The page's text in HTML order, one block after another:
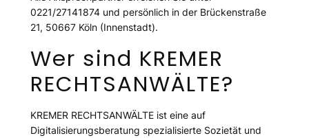
0221/27141874 und persönlich in der Brückenstraße
21, 50667 Köln (Innenstadt).
Wer sind KREMER
RECHTSANWÄLTE?
KREMER RECHTSANWÄLTE ist eine auf
Digitalisierungsberatung spezialisierte Sozietät und